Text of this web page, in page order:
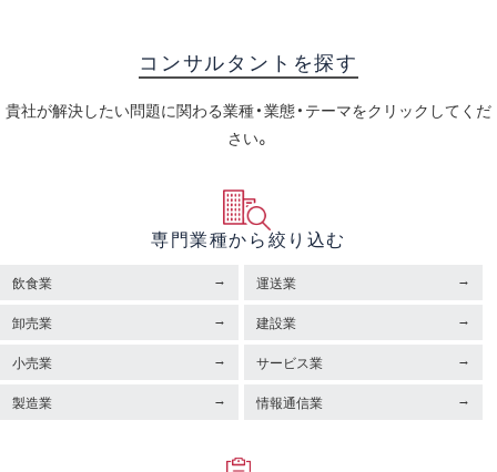
コンサルタントを探す
貴社が解決したい問題に関わる業種・業態・テーマをクリックしてくだ
さい。
専門業種から絞り込む
飲食業
運送業
卸売業
建設業
小売業
サービス業
製造業
情報通信業